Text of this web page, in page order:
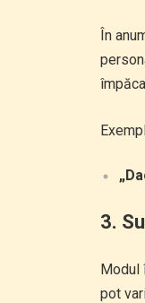
În
3.
Modul
pot